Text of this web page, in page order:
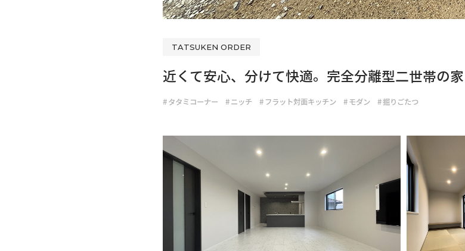
TATSUKEN ORDER
近くて安心、分けて快適。完全分離型二世帯の家
# タタミコーナー # ニッチ # フラット対面キッチン # モダン #掘りごたつ